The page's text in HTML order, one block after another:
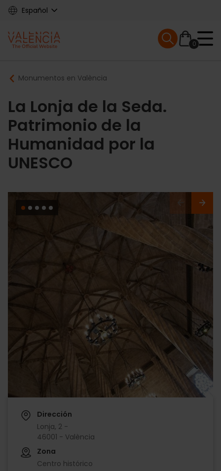
Skip
content
Español
Main
navigation
0
Mobile menu
Breadcrumb
Monumentos en València
La Lonja de la Seda.
Patrimonio de la
Humanidad por la
UNESCO
Dirección
Lonja, 2 -
46001 - València
Zona
Centro histórico